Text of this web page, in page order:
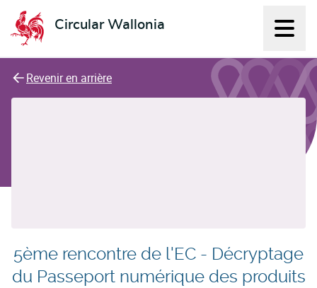
Circular Wallonia
L'économie circulaire
Revenir en arrière
5ème rencontre de l'EC - Décryptage
du Passeport numérique des produits